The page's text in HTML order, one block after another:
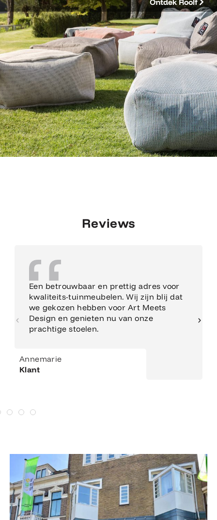
Reviews
Een betrouwbaar en prettig adres voor
kwaliteits-tuinmeubelen. Wij zijn blij dat
we gekozen hebben voor Art Meets
Design en genieten nu van onze
prachtige stoelen.
Annemarie
Klant